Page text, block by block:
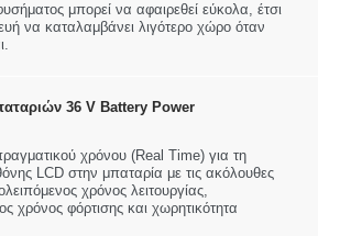
μπορεί να αφαιρεθεί εύκολα, έτσι
να καταλαμβάνει λιγότερο χώρο όταν
36 V Battery Power
χρόνου (Real Time) για τη
LCD στην μπαταρία με τις ακόλουθες
χρόνος λειτουργίας,
χρόνος φόρτισης και χωρητικότητα